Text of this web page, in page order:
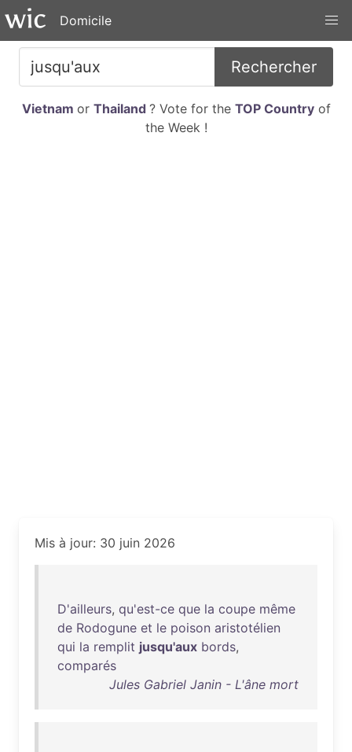
Domicile
Rechercher
Vietnam or Thailand ? Vote for the TOP Countryof
the Week !
Mis à jour: 30 juin 2026
D'ailleurs, qu'est-ce que la coupe même
de Rodogune et le poison aristotélien
qui la remplit jusqu'aux bords,
comparés
Jules Gabriel Janin - L'âne mort